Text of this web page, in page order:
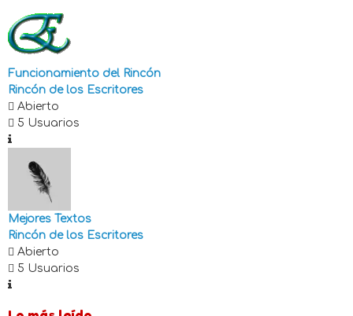
Funcionamiento del Rincón
Rincón de los Escritores
Abierto
5 Usuarios
Mejores Textos
Rincón de los Escritores
Abierto
5 Usuarios